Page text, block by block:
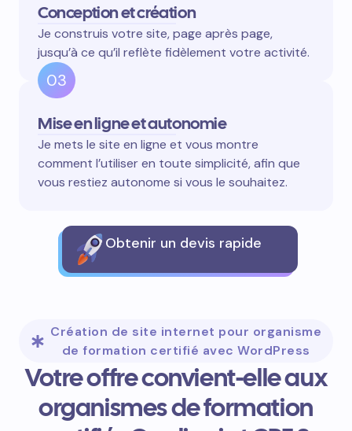
Conception et création
Je construis votre site, page après page,
jusqu’à ce qu’il reflète fidèlement votre activité.
03
Mise en ligne et autonomie
Je mets le site en ligne et vous montre
comment l’utiliser en toute simplicité, afin que
vous restiez autonome si vous le souhaitez.
Obtenir un devis rapide
Création de site internet pour organisme
de formation certifié avec WordPress
Votre offre convient-elle aux
organismes de formation